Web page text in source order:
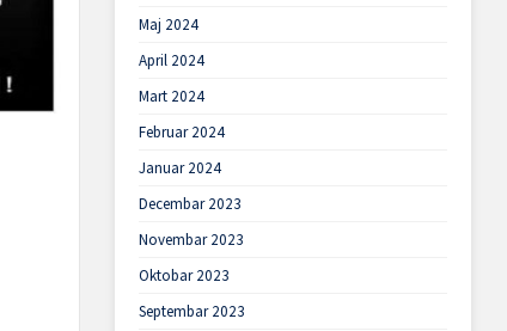
Maj 2024
April 2024
Mart 2024
Februar 2024
Januar 2024
Decembar 2023
Novembar 2023
Oktobar 2023
Septembar 2023